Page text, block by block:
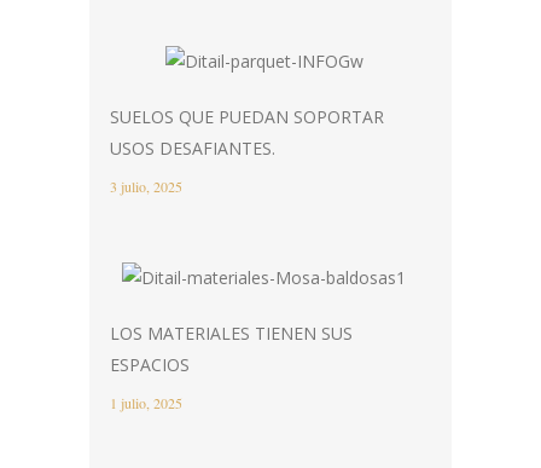
SUELOS QUE PUEDAN SOPORTAR
USOS DESAFIANTES.
3 julio, 2025
LOS MATERIALES TIENEN SUS
ESPACIOS
1 julio, 2025